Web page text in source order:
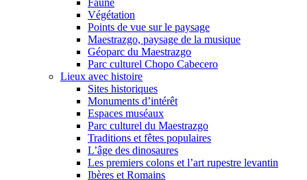
Faune
Végétation
Points de vue sur le paysage
Maestrazgo, paysage de la musique
Géoparc du Maestrazgo
Parc culturel Chopo Cabecero
Lieux avec histoire
Sites historiques
Monuments d’intérêt
Espaces muséaux
Parc culturel du Maestrazgo
Traditions et fêtes populaires
L’âge des dinosaures
Les premiers colons et l’art rupestre levantin
Ibères et Romains